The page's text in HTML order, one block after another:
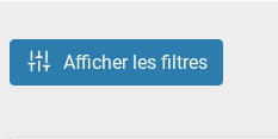
Afficher les filtres